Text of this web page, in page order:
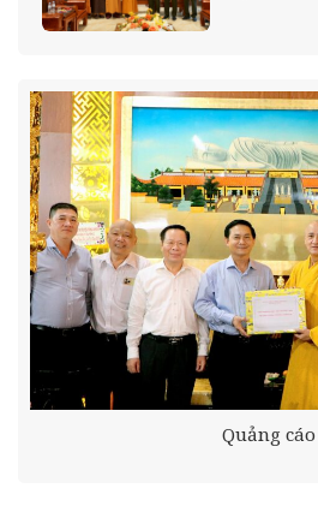
Quảng cáo